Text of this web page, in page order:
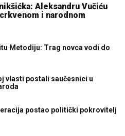
Aleksandru Vučiću
i narodnom
Metodiju: Trag novca vodi do
vlasti postali saučesnici u
postao politički pokrovitelj